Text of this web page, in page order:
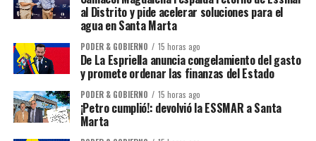
al Distrito y pide acelerar soluciones para el
agua en Santa Marta
PODER & GOBIERNO 15 horas ago
De La Espriella anuncia congelamiento del gasto
y promete ordenar las finanzas del Estado
PODER & GOBIERNO 15 horas ago
¡Petro cumplió!: devolvió la ESSMAR a Santa
Marta